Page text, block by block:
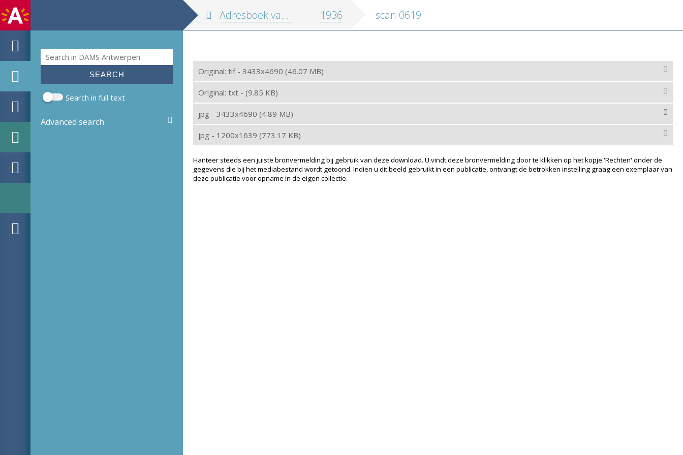
Search form
Search
Search in full text
Advanced search
Adresboek van de stad en de provincie Antwerpen 1936 scan 0619
Original: tif - 3433x4690 (46.07 MB)
Original: txt - (9.85 KB)
jpg - 3433x4690 (4.89 MB)
jpg - 1200x1639 (773.17 KB)
Hanteer steeds een juiste bronvermelding bij gebruik van deze download. U vindt deze bronvermelding door te klikken op het kopje 'Rechten' onder de
gegevens die bij het mediabestand wordt getoond. Indien u dit beeld gebruikt in een publicatie, ontvangt de betrokken instelling graag een exemplaar van
deze publicatie voor opname in de eigen collectie.